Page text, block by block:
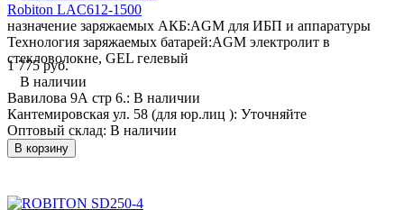
Robiton LAC612-1500
назначение заряжаемых АКБ:AGM для ИБП и аппаратуры
Технология заряжаемых батарей:AGM электролит в
стекловолокне, GEL гелевый
1 775 руб.
В наличии
Вавилова 9А стр 6.: В наличии
Кантемировская ул. 58 (для юр.лиц ): Уточняйте
Оптовый склад: В наличии
В корзину